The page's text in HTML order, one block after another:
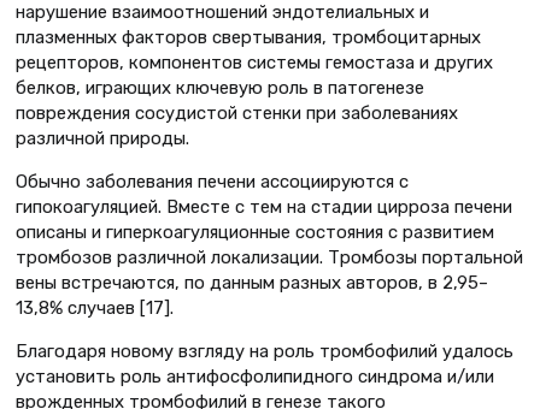
нарушение взаимоотношений эндотелиальных и
плазменных факторов свертывания, тромбоцитарных
рецепторов, компонентов системы гемостаза и других
белков, играющих ключевую роль в патогенезе
повреждения сосудистой стенки при заболеваниях
различной природы.
Обычно заболевания печени ассоциируются с
гипокоагуляцией. Вместе с тем на стадии цирроза печени
описаны и гиперкоагуляционные состояния с развитием
тромбозов различной локализации. Тромбозы портальной
вены встречаются, по данным разных авторов, в 2,95–
13,8% случаев [17].
Благодаря новому взгляду на роль тромбофилий удалось
установить роль антифосфолипидного синдрома и/или
врожденных тромбофилий в генезе такого